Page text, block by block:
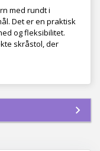
med rundt i
Det er en praktisk
og fleksibilitet.
skråstol, der